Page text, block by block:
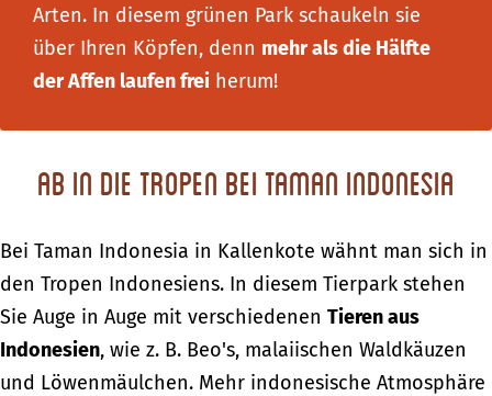
Arten. In diesem grünen Park schaukeln sie
über Ihren Köpfen, denn mehr als die Hälfte
der Affen laufen frei herum!
Ab in die Tropen bei Taman Indonesia
Bei Taman Indonesia in Kallenkote wähnt man sich in
den Tropen Indonesiens. In diesem Tierpark stehen
Sie Auge in Auge mit verschiedenen Tieren aus
Indonesien, wie z. B. Beo's, malaiischen Waldkäuzen
und Löwenmäulchen. Mehr indonesische Atmosphäre